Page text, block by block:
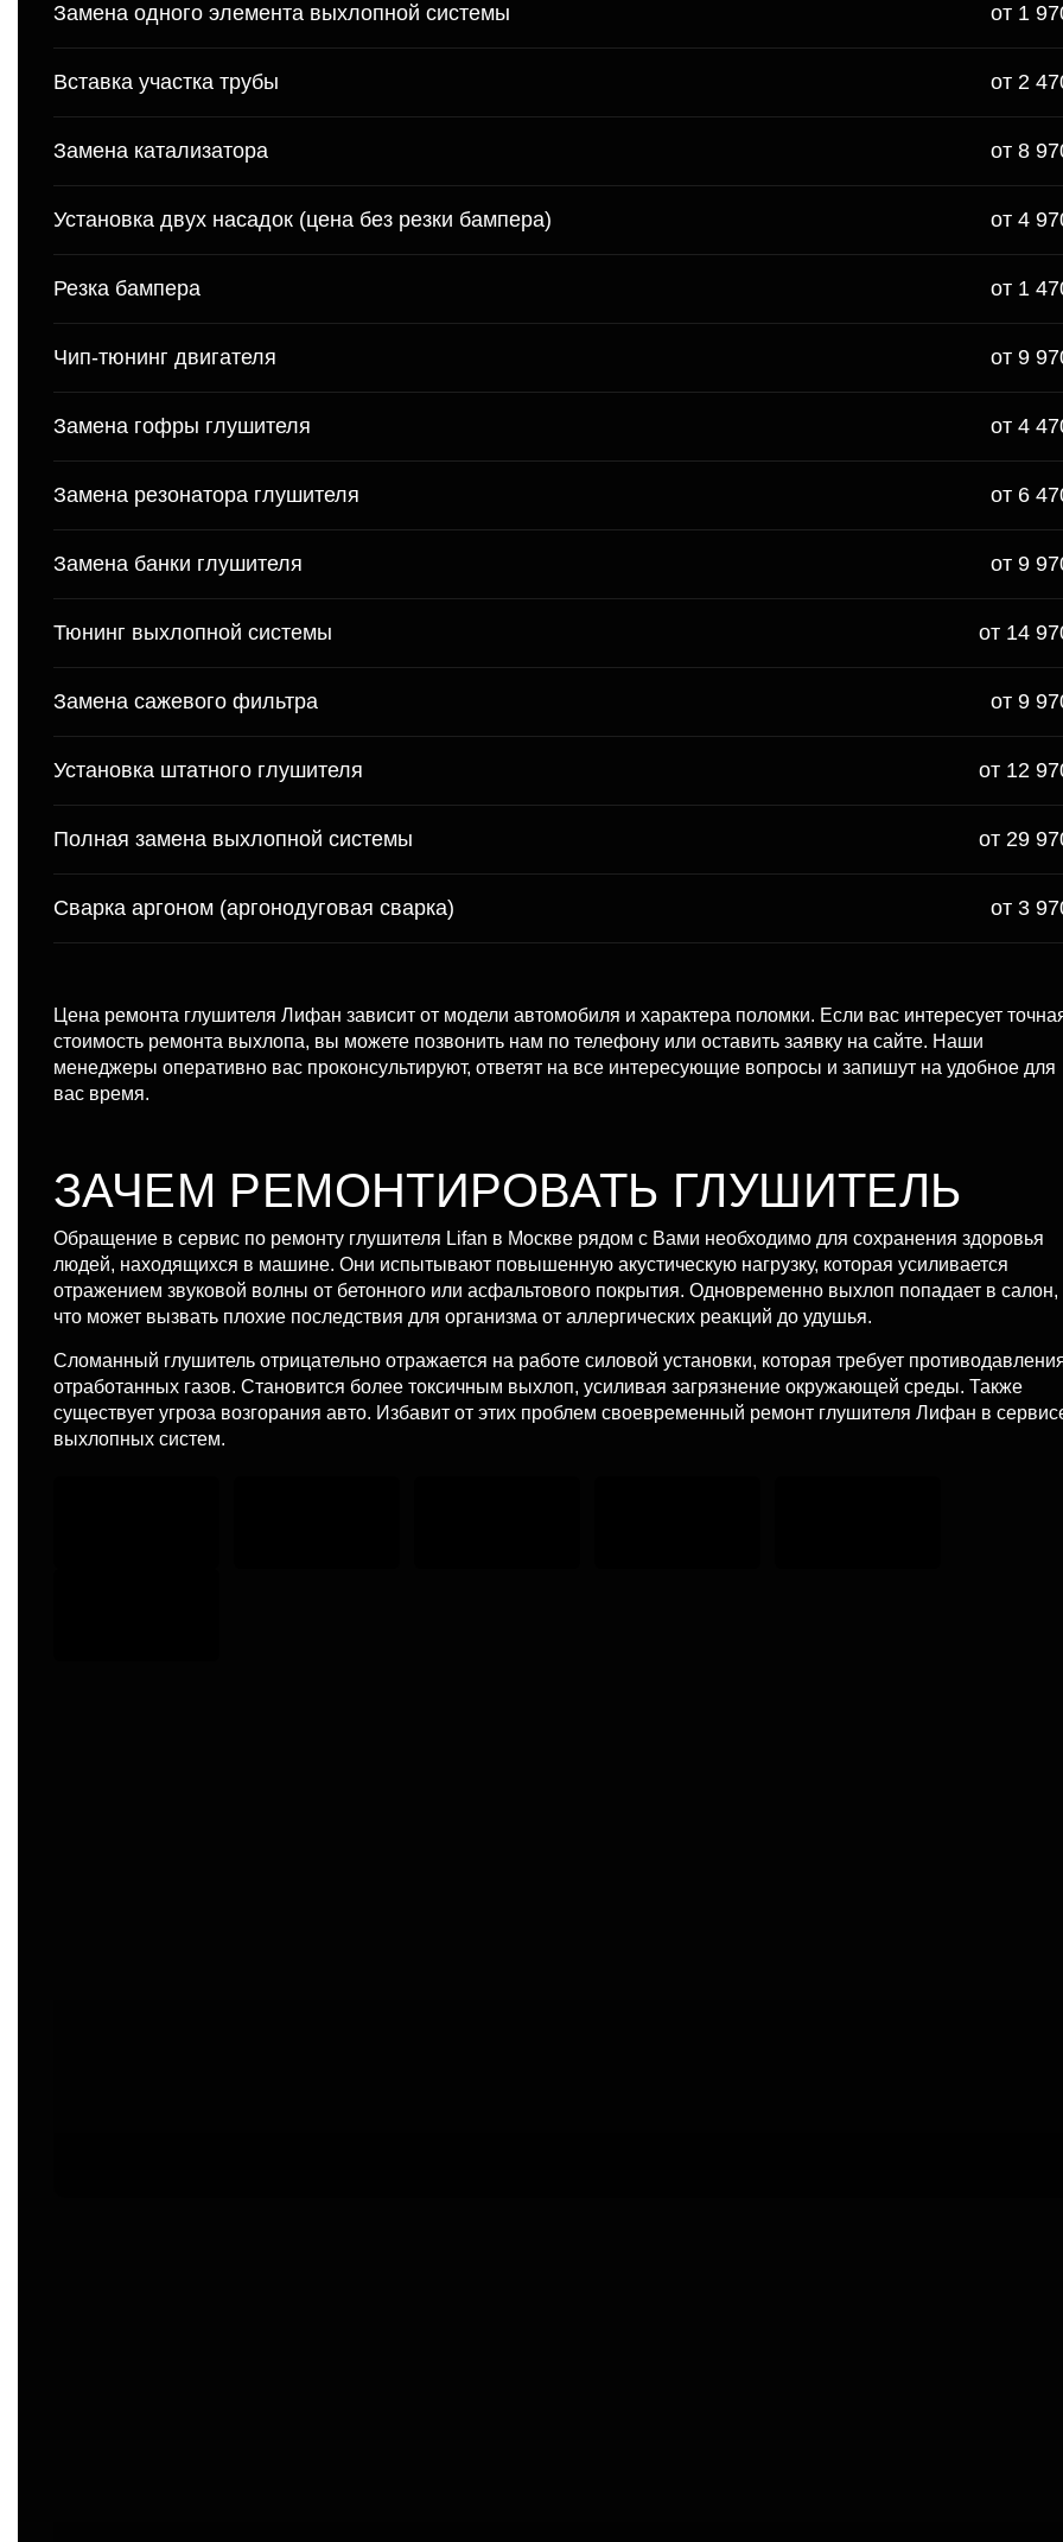
Замена одного элемента выхлопной системы от 1
Вставка участка трубы от 2
Замена катализатора от 8
Установка двух насадок (цена без резки бампера) от 4
Резка бампера от 1
Чип-тюнинг двигателя от 9
Замена гофры глушителя от 4
Замена резонатора глушителя от 6
Замена банки глушителя от 9
Тюнинг выхлопной системы от 14
Замена сажевого фильтра от 9
Установка штатного глушителя от 12
Полная замена выхлопной системы от 29
Сварка аргоном (аргонодуговая сварка) от 3
Цена ремонта глушителя Лифан зависит от модели автомобиля и характера поломки. Если вас интересует
стоимость ремонта выхлопа, вы можете позвонить нам по телефону или оставить заявку на сайте. Наши
менеджеры оперативно вас проконсультируют, ответят на все интересующие вопросы и запишут на удобное для
вас время.
ЗАЧЕМ РЕМОНТИРОВАТЬ ГЛУШИТЕЛЬ
Обращение в сервис по ремонту глушителя Lifan в Москве рядом с Вами необходимо для сохранения здоровья
людей, находящихся в машине. Они испытывают повышенную акустическую нагрузку, которая усиливается
отражением звуковой волны от бетонного или асфальтового покрытия. Одновременно выхлоп попадает в салон,
что может вызвать плохие последствия для организма от аллергических реакций до удушья.
Сломанный глушитель отрицательно отражается на работе силовой установки, которая требует
отработанных газов. Становится более токсичным выхлоп, усиливая загрязнение окружающей среды. Также
существует угроза возгорания авто. Избавит от этих проблем своевременный ремонт глушителя Лифан в
выхлопных систем.